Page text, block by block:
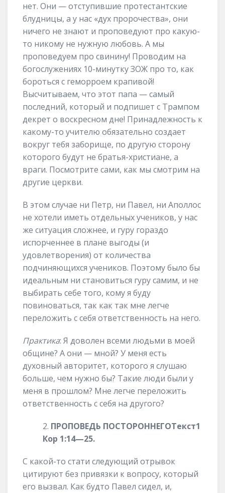
нет. Они — отступившие протестантские
блудницы, а у нас «дух пророчества», они
ничего не знают и проповедуют про какую-
то никому не нужную любовь. А мы
проповедуем про свинину! Проводим на
богослужениях 10-минутку ЗОЖ про то, как
бороться с геморроем крапивой!
Высчитываем, что этот папа — самый
последний, который и подпишет с Трампом
декрет о воскресном дне! Принадлежность к
какому-то учителю обязательно создает
вокруг тебя заборище, по другую сторону
которого будут не братья-христиане, а
враги. Посмотрите сами, как мы смотрим на
другие церкви.
В этом случае ни Петр, ни Павел, ни Аполлос
не хотели иметь отдельных учеников, у нас
же ситуация сложнее, и гуру гораздо
испорченнее в плане выгоды (и
удовлетворения) от количества
подчиняющихся учеников. Поэтому было бы
идеальным ни становиться гуру самим, и не
выбирать себе того, кому я буду
повиноваться, так как так мне легче
переложить с себя ответственность на него.
Практика: Я доволен всеми людьми в моей
общине? А они — мной? У меня есть
духовный авторитет, которого я слушаю
больше, чем нужно бы? Такие люди были у
меня в прошлом? Мне легче переложить
ответственность с себя на другого?
ПРОПОВЕДЬ ПОСТОРОННЕГОТекст1
Кор 1:14—25.
С какой-то стати следующий отрывок
цитируют без привязки к вопросу, который
его вызвал. Как будто Павел сидел, и,